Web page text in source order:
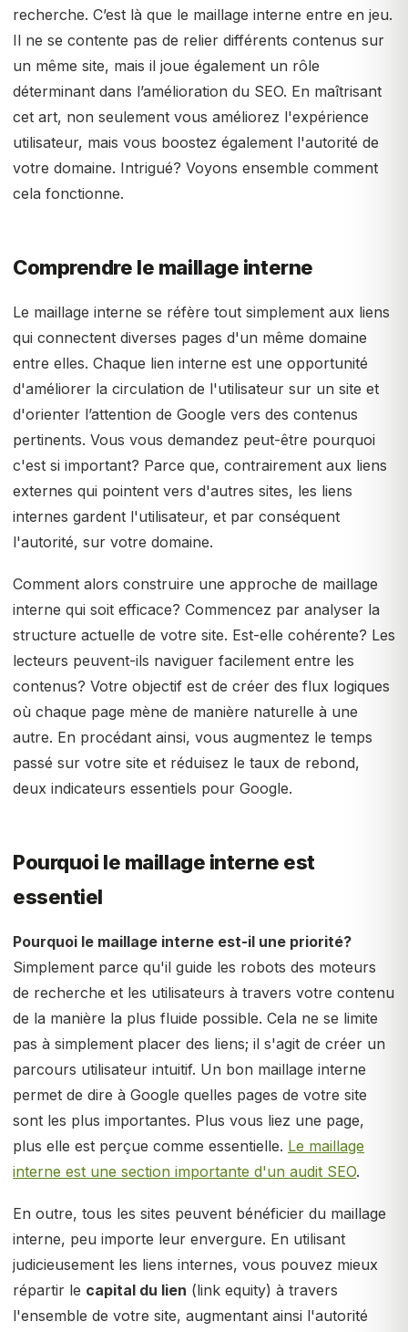
recherche. C’est là que le maillage interne entre en jeu.
Il ne se contente pas de relier différents contenus sur
un même site, mais il joue également un rôle
déterminant dans l’amélioration du SEO. En maîtrisant
cet art, non seulement vous améliorez l'expérience
utilisateur, mais vous boostez également l'autorité de
votre domaine. Intrigué? Voyons ensemble comment
cela fonctionne.
Comprendre le maillage interne
Le maillage interne se réfère tout simplement aux liens
qui connectent diverses pages d'un même domaine
entre elles. Chaque lien interne est une opportunité
d'améliorer la circulation de l'utilisateur sur un site et
d'orienter l’attention de Google vers des contenus
pertinents. Vous vous demandez peut-être pourquoi
c'est si important? Parce que, contrairement aux liens
externes qui pointent vers d'autres sites, les liens
internes gardent l'utilisateur, et par conséquent
l'autorité, sur votre domaine.
Comment alors construire une approche de maillage
interne qui soit efficace? Commencez par analyser la
structure actuelle de votre site. Est-elle cohérente? Les
lecteurs peuvent-ils naviguer facilement entre les
contenus? Votre objectif est de créer des flux logiques
où chaque page mène de manière naturelle à une
autre. En procédant ainsi, vous augmentez le temps
passé sur votre site et réduisez le taux de rebond,
deux indicateurs essentiels pour Google.
Pourquoi le maillage interne est
essentiel
Pourquoi le maillage interne est-il une priorité?
Simplement parce qu'il guide les robots des moteurs
de recherche et les utilisateurs à travers votre contenu
de la manière la plus fluide possible. Cela ne se limite
pas à simplement placer des liens; il s'agit de créer un
parcours utilisateur intuitif. Un bon maillage interne
permet de dire à Google quelles pages de votre site
sont les plus importantes. Plus vous liez une page,
plus elle est perçue comme essentielle. Le maillage
interne est une section importante d'un audit SEO.
En outre, tous les sites peuvent bénéficier du maillage
interne, peu importe leur envergure. En utilisant
judicieusement les liens internes, vous pouvez mieux
répartir le capital du lien (link equity) à travers
l'ensemble de votre site, augmentant ainsi l'autorité